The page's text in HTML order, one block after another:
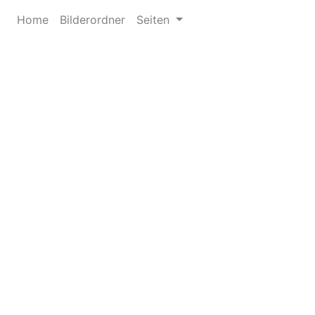
Home Bilderordner Seiten